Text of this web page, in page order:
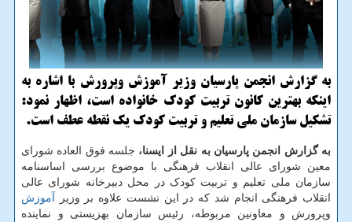
به گزارش انجمن پارسیان وزیر آموزش وپرورش با اشاره به
اینکه بهترین کانون تربیت کودک خانواده است، اظهار نمود:
تشکیل سازمان ملی تعلیم و تربیت کودک یک نقطه عطف است.
به گزارش انجمن پارسیان به نقل از ایسنا، جلسه فوق العاده شورای
معین شورای عالی انقلاب فرهنگی با موضوع بررسی اساسنامه
سازمان ملی تعلیم و تربیت کودک در محل دبیرخانه شورای عالی
انقلاب فرهنگی انجام شد که در این نشست علاوه بر وزیر آموزش
وپرورش و معاونین مربوطه، رئیس سازمان بهزیستی و نماینده